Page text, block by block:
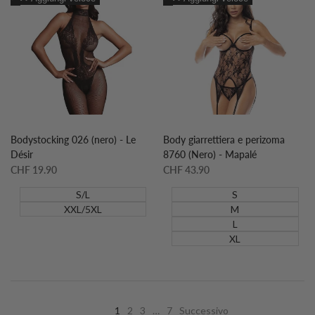
desideri
confronto
Bodystocking 026 (nero) - Le
Désir
Prezzo
CHF 19.90
S/L
XXL/5XL
desideri
confronto
Body giarrettiera e perizoma
8760 (Nero) - Mapalé
Prezzo
CHF 43.90
S
M
L
XL
1 2 3 … 7 Successivo